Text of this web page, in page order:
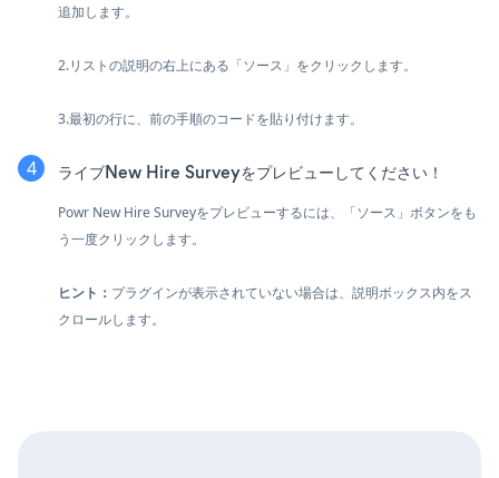
追加します。
2.リストの説明の右上にある「ソース」をクリックします。
3.最初の行に、前の手順のコードを貼り付けます。
ライブNew Hire Surveyをプレビューしてください！
Powr New Hire Surveyをプレビューするには、「ソース」ボタンをも
う一度クリックします。
ヒント： プラグインが表示されていない場合は、説明ボックス内をス
クロールします。